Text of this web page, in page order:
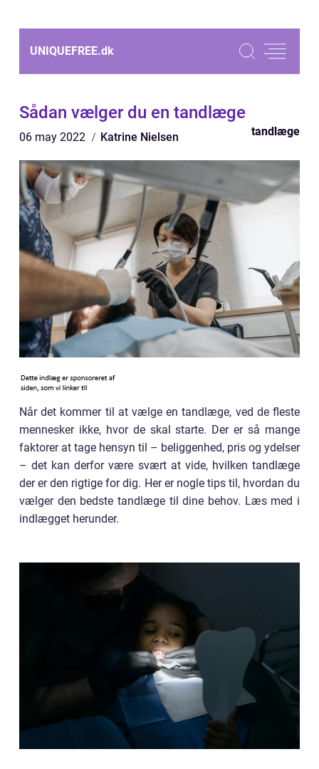
UNIQUEFREE.dk
Sådan vælger du en tandlæge
06 may 2022 Katrine Nielsen tandlæge
Når det kommer til at vælge en tandlæge, ved de fleste
mennesker ikke, hvor de skal starte. Der er så mange
faktorer at tage hensyn til – beliggenhed, pris og ydelser
– det kan derfor være svært at vide, hvilken tandlæge
der er den rigtige for dig. Her er nogle tips til, hvordan du
vælger den bedste tandlæge til dine behov. Læs med i
indlægget herunder.